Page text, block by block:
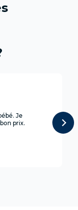
Je
prix.